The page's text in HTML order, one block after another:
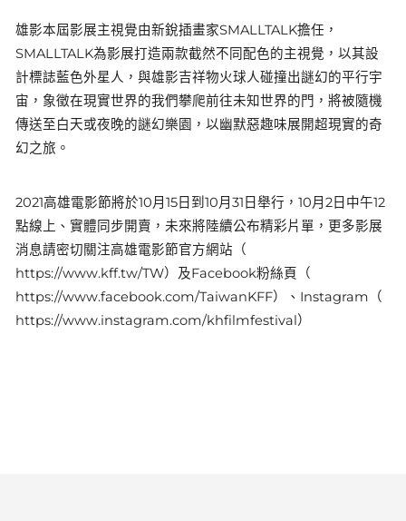
雄影本屆影展主視覺由新銳插畫家SMALLTALK擔任，
SMALLTALK為影展打造兩款截然不同配色的主視覺，以其設
計標誌藍色外星人，與雄影吉祥物火球人碰撞出謎幻的平行宇
宙，象徵在現實世界的我們攀爬前往未知世界的門，將被隨機
傳送至白天或夜晚的謎幻樂園，以幽默惡趣味展開超現實的奇
幻之旅。
2021高雄電影節將於10月15日到10月31日舉行，10月2日中午12
點線上、實體同步開賣，未來將陸續公布精彩片單，更多影展
消息請密切關注高雄電影節官方網站（
https://www.kff.tw/TW）及Facebook粉絲頁（
https://www.facebook.com/TaiwanKFF）、Instagram（
https://www.instagram.com/khfilmfestival ）